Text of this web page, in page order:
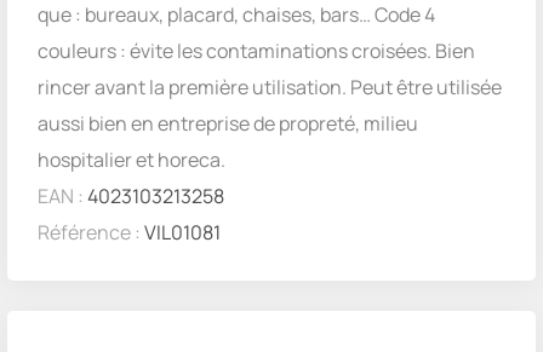
que : bureaux, placard, chaises, bars… Code 4
couleurs : évite les contaminations croisées. Bien
rincer avant la première utilisation. Peut être utilisée
aussi bien en entreprise de propreté, milieu
hospitalier et horeca.
EAN : 4023103213258
Référence : VIL01081